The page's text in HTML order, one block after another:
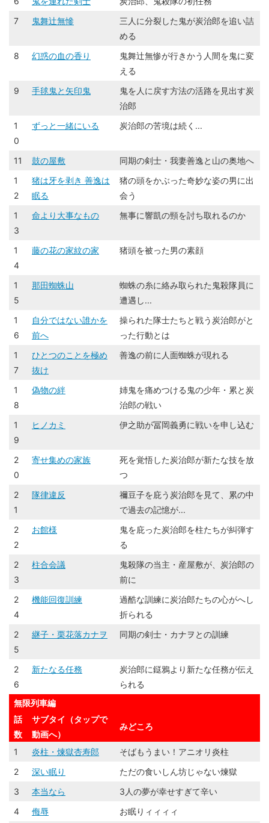
7
鬼舞辻󠄀無慘
三人に分裂した鬼が炭治郎を追い詰
める
8
幻惑の血の香り
鬼舞辻無惨が行きかう人間を鬼に変
える
9
手毬鬼と矢印鬼
鬼を人に戻す方法の活路を見出す炭
治郎
1
0
ずっと一緒にいる 炭治郎の苦境は続く...
11 鼓の屋敷
同期の剣士・我妻善逸と山の奥地へ
1
2
猪は牙を剥き 善逸は
眠る
猪の頭をかぶった奇妙な姿の男に出
会う
1
3
命より大事なもの 無事に響凱の頸を討ち取れるのか
1
4
藤の花の家紋の家 猪頭を被った男の素顔
1
5
那田蜘蛛山
蜘蛛の糸に絡み取られた鬼殺隊員に
遭遇し...
1
6
自分ではない誰かを
前へ
操られた隊士たちと戦う炭治郎がと
った行動とは
1
7
ひとつのことを極め
抜け
善逸の前に人面蜘蛛が現れる
1
8
偽物の絆
姉鬼を痛めつける鬼の少年・累と炭
治郎の戦い
1
9
ヒノカミ 伊之助が冨岡義勇に戦いを申し込む
2
0
寄せ集めの家族
死を覚悟した炭治郎が新たな技を放
つ
2
1
隊律違反
禰豆子を庇う炭治郎を見て、累の中
で過去の記憶が...
2
2
お館様
鬼を庇った炭治郎を柱たちが糾弾す
る
2
3
柱合会議
鬼殺隊の当主・産屋敷が、炭治郎の
前に
2
4
機能回復訓練
過酷な訓練に炭治郎たちの心がへし
折られる
2
5
継子・栗花落カナヲ 同期の剣士・カナヲとの訓練
2
6
新たなる任務
炭治郎に鎹鴉より新たな任務が伝え
られる
無限列車編
話
数
サブタイ（タップで
動画へ）
みどころ
1 炎柱・煉󠄁獄杏寿郎
そばもうまい！アニオリ炎柱
2
深い眠り
ただの食いしん坊じゃない煉󠄁獄
3
本当なら
3人の夢が幸せすぎて辛い
4
侮辱
お眠りィィィィ